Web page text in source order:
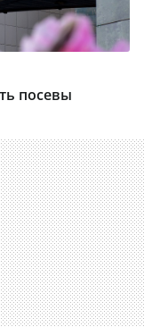
посевы